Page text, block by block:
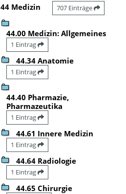
44 Medizin 707 Einträge
44.00 Medizin: Allgemeines
1 Eintrag
44.34 Anatomie
1 Eintrag
44.40 Pharmazie,
Pharmazeutika
1 Eintrag
44.61 Innere Medizin
1 Eintrag
44.64 Radiologie
1 Eintrag
44.65 Chirurgie